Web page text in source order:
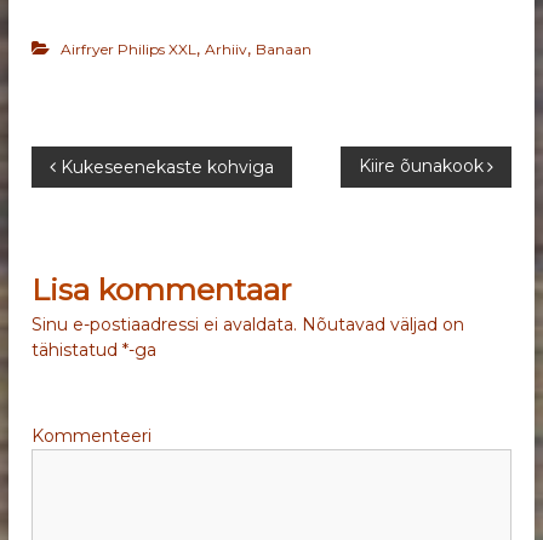
Airfryer Philips XXL,Arhiiv, Banaan
N
v
i
e
Kukeseenekaste kohviga Kiire õunakook
Lisa kommentaar
Sinu e-postiaadressi ei avaldata. Nõutavad väljad on
tähistatud*-ga
Kommenteeri